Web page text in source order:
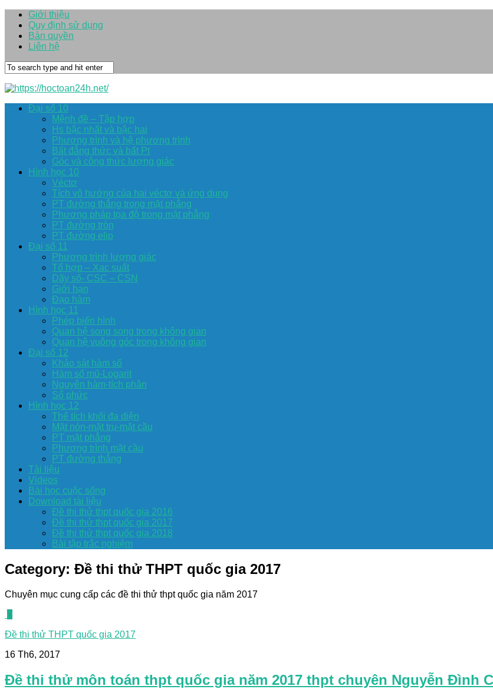
Giới thiệu
Quy định sử dụng
Bản quyền
Liên hệ
Đại số 10
Mệnh đề – Tập hợp
Hs bậc nhất và bậc hai
Phương trình và hệ phương trình
Bất đẳng thức và bất Pt
Góc và công thức lượng giác
Hình học 10
Véctơ
Tích vô hướng của hai véctơ và ứng dụng
PT đường thẳng trong mặt phẳng
Phương pháp tọa độ trong mặt phẳng
PT đường tròn
PT đường elip
Đại số 11
Phương trình lượng giác
Tổ hợp – Xac suất
Dãy số- CSC – CSN
Giới hạn
Đạo hàm
Hình học 11
Phép biến hình
Quan hệ song song trong không gian
Quan hệ vuông góc trong không gian
Đại số 12
Khảo sát hàm số
Hàm số mũ-Logarit
Nguyên hàm-tích phân
Số phức
Hình học 12
Thể tích khối đa diện
Mặt nón-mặt trụ-mặt cầu
PT mặt phẳng
Phương trình mặt cầu
PT đường thẳng
Tài liệu
Videos
Bài học cuộc sống
Download tài liệu
Đề thi thử thpt quốc gia 2016
Đề thi thử thpt quốc gia 2017
Đề thi thử thpt quốc gia 2018
Bài tập trắc nghiệm
Category: Đề thi thử THPT quốc gia 2017
Chuyên mục cung cấp các đề thi thử thpt quốc gia năm 2017
Đề thi thử THPT quốc gia 2017
16 Th6, 2017
Đề thi thử môn toán thpt quốc gia năm 2017 thpt chuyên Nguyễn Đình